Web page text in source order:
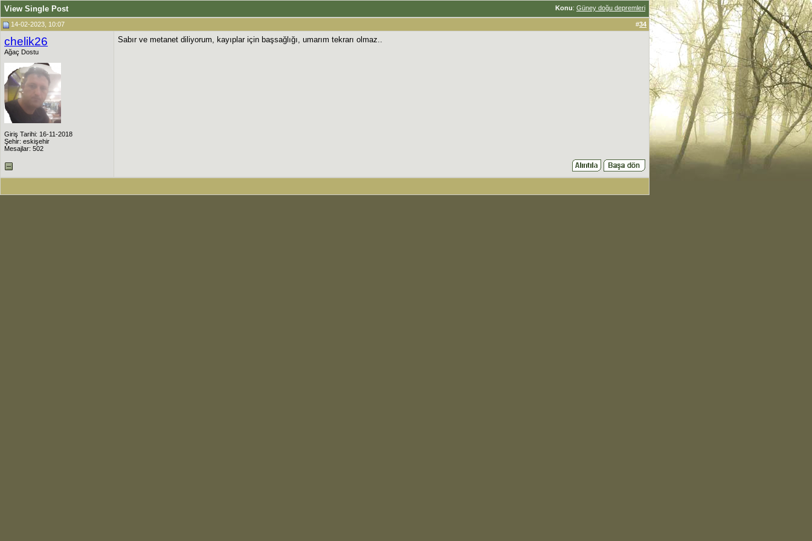
Konu: Güney doğu depremleri
View Single Post
14-02-2023, 10:07 #34
chelik26
Ağaç Dostu
Giriş Tarihi: 16-11-2018
Şehir: eskişehir
Mesajlar: 502
Sabır ve metanet diliyorum, kayıplar için başsağlığı, umarım tekrarı olmaz..